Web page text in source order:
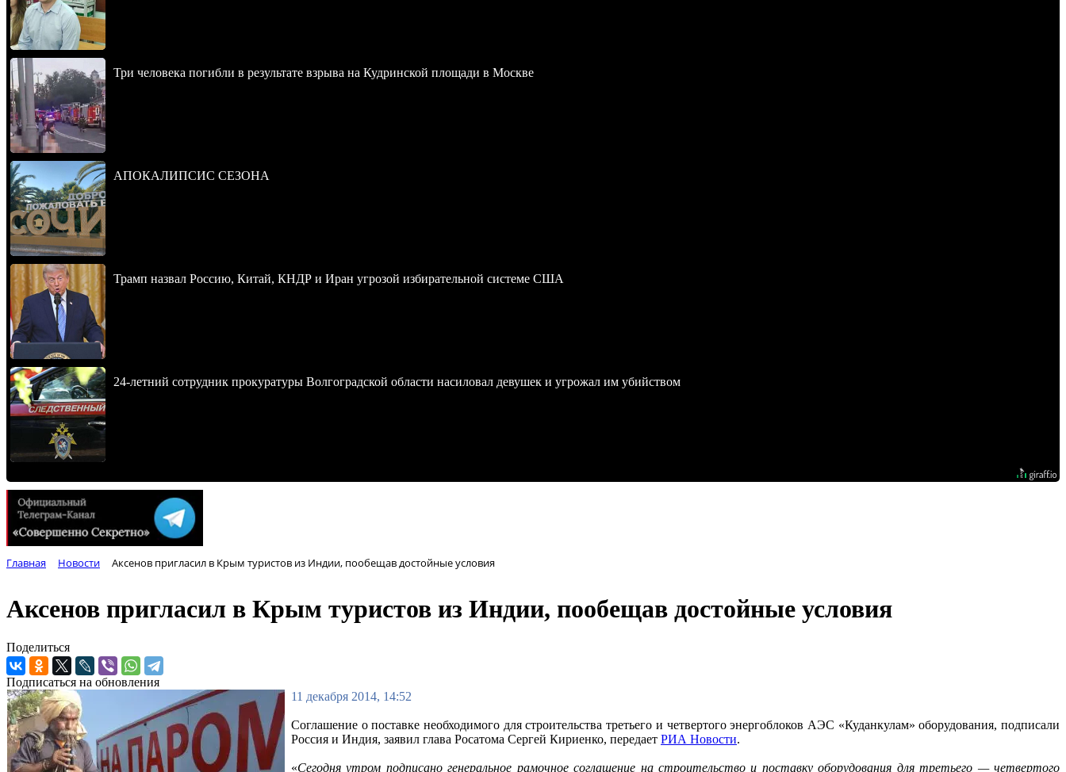
Три человека погибли в результате взрыва на Кудринской площади в Москве
АПОКАЛИПСИС СЕЗОНА
Трамп назвал Россию, Китай, КНДР и Иран угрозой избирательной системе США
24-летний сотрудник прокуратуры Волгоградской области насиловал девушек и угрожал им убийством
Главная Новости Аксенов пригласил в Крым туристов из Индии, пообещав достойные условия
Аксенов пригласил в Крым туристов из Индии, пообещав достойные условия
Поделиться
Подписаться на обновления
11 декабря 2014, 14:52
Соглашение о поставке необходимого для строительства третьего и четвертого энергоблоков АЭС «Куданкулам» оборудования, подписали
Россия и Индия, заявил глава Росатома Сергей Кириенко, передает РИА Новости.
«Сегодня утром подписано генеральное рамочное соглашение на строительство и поставку оборудования для третьего — четвертого